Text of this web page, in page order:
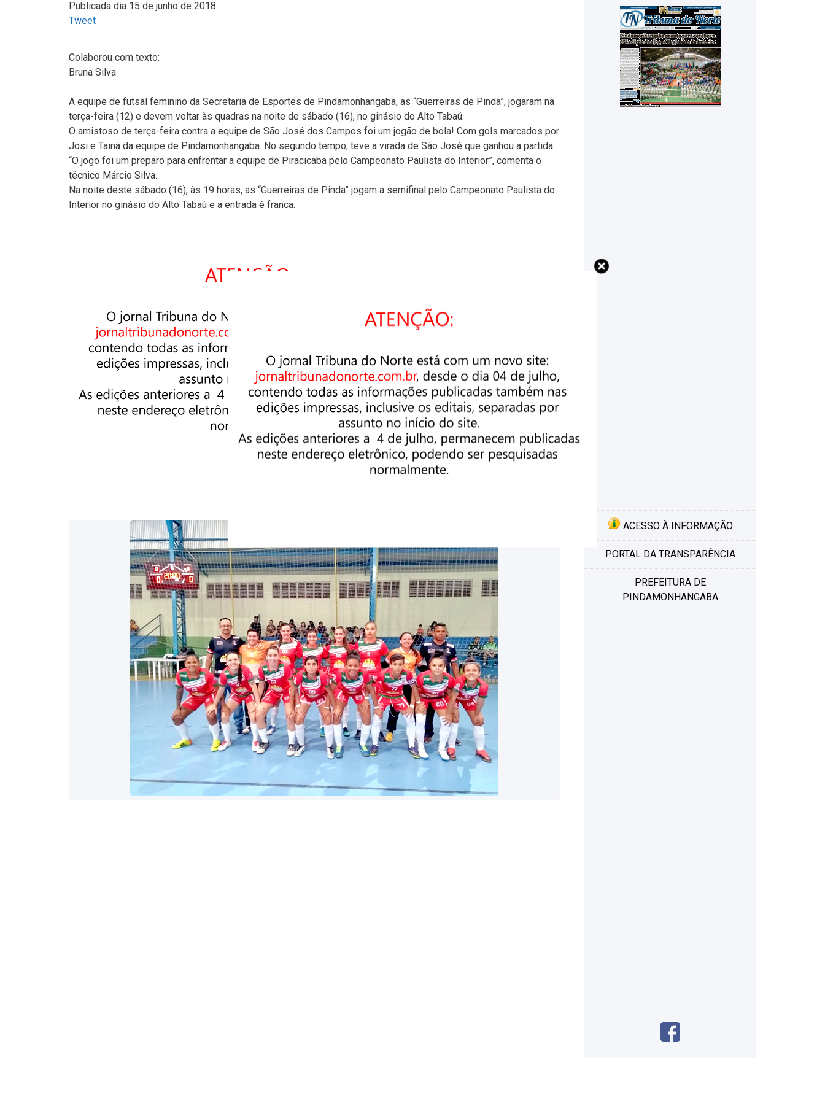
Publicada dia 15 de junho de 2018
Tweet
Colaborou com texto:
Bruna Silva
A equipe de futsal feminino da Secretaria de Esportes de Pindamonhangaba, as “Guerreiras de Pinda”, jogaram na
terça-feira (12) e devem voltar às quadras na noite de sábado (16), no ginásio do Alto Tabaú.
O amistoso de terça-feira contra a equipe de São José dos Campos foi um jogão de bola! Com gols marcados por
Josi e Tainá da equipe de Pindamonhangaba. No segundo tempo, teve a virada de São José que ganhou a partida.
“O jogo foi um preparo para enfrentar a equipe de Piracicaba pelo Campeonato Paulista do Interior”, comenta o
técnico Márcio Silva.
Na noite deste sábado (16), às 19 horas, as “Guerreiras de Pinda” jogam a semifinal pelo Campeonato Paulista do
Interior no ginásio do Alto Tabaú e a entrada é franca.
ACESSO À INFORMAÇÃO
PORTAL DA TRANSPARÊNCIA
PREFEITURA DE
PINDAMONHANGABA